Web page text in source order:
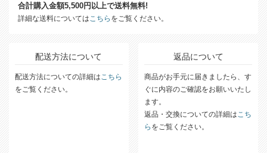
合計購入金額5,500円以上で送料無料!
詳細な送料については こちら をご覧ください。
配送方法について
配送方法についての詳細は こちら
をご覧ください。
返品について
商品がお手元に届きましたら、す
ぐに内容のご確認をお願いいたし
ます。
返品・交換についての詳細は こち
ら をご覧ください。